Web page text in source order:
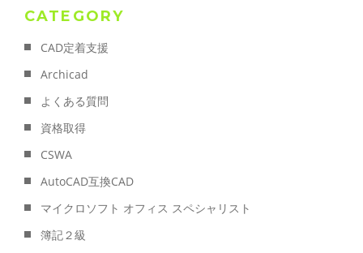
CATEGORY
CAD定着支援
Archicad
よくある質問
資格取得
CSWA
AutoCAD互換CAD
マイクロソフト オフィス スペシャリスト
簿記２級